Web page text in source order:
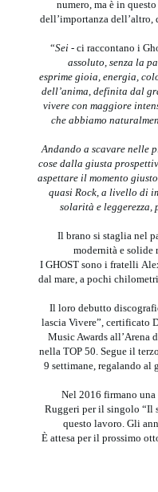
numero, ma è in
dell’importanza
“Sei - ci raccontano i
assoluto, senza la
esprime gioia, energia,
dell’anima, definita dal
vivere con maggiore
che abbiamo
Andando a scavare nelle
cose dalla giusta
aspettare il momento
quasi Rock, a livello di
solarità e leggerezza,
Il brano si staglia nel
modernità e
I GHOST sono i fratelli
dal mare, a pochi
Il loro debutto
lascia Vivere”, certificato
Music Awards all’Arena
nella TOP 50. Segue il
9 settimane, regalando
Nel 2016 firmano
Ruggeri per il singolo “Il
questo lavoro. Gli
È attesa per il prossimo